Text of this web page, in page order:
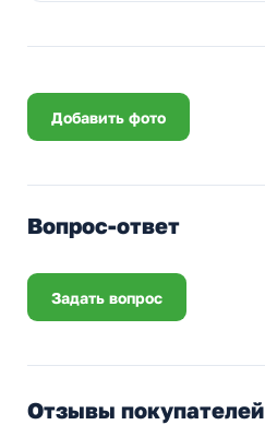
Добавить фото
Вопрос-ответ
Задать вопрос
Отзывы покупателей